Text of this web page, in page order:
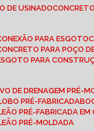
DE USINADO
PARA ESGOTO
CONCRETO PARA POÇO
ESGOTO PARA
DE DRENAGEM PRÉ-
PRÉ-FABRICADA
LEÃO PRÉ-FABRICADA
PRÉ-MOLDADA